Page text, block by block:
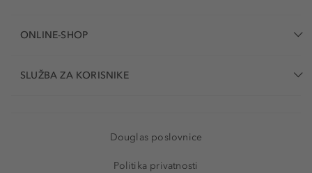
ONLINE-SHOP
SLUŽBA ZA KORISNIKE
Douglas poslovnice
Politika privatnosti